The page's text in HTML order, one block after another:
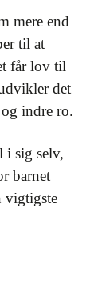
mere end
til at
får lov til
det
indre ro.
i sig selv,
barnet
vigtigste